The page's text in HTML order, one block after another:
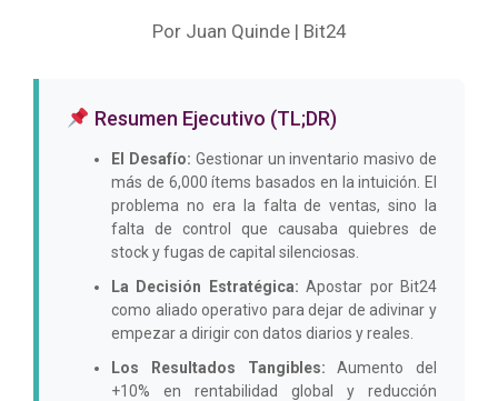
Por Juan Quinde | Bit24
Resumen Ejecutivo (TL;DR)
El Desafío: Gestionar un inventario masivo de
más de 6,000 ítems basados en la intuición. El
problema no era la falta de ventas, sino la
falta de control que causaba quiebres de
stock y fugas de capital silenciosas.
La Decisión Estratégica: Apostar por Bit24
como aliado operativo para dejar de adivinar y
empezar a dirigir con datos diarios y reales.
Los Resultados Tangibles: Aumento del
+10% en rentabilidad global y reducción